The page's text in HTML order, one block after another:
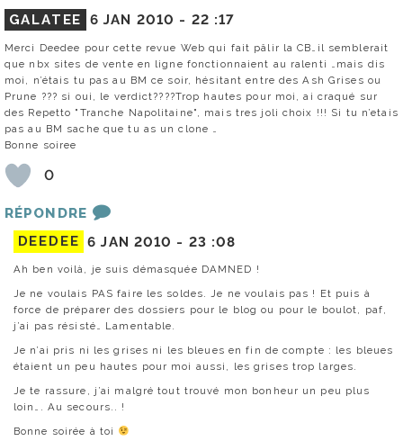
GALATEE 6 JAN 2010 - 22 :17
Merci Deedee pour cette revue Web qui fait pâlir la CB…il semblerait
que nbx sites de vente en ligne fonctionnaient au ralenti …mais dis
moi, n’étais tu pas au BM ce soir, hésitant entre des Ash Grises ou
Prune ??? si oui, le verdict????Trop hautes pour moi, ai craqué sur
des Repetto "Tranche Napolitaine", mais tres joli choix !!! Si tu n’etais
pas au BM sache que tu as un clone …
Bonne soiree
0
RÉPONDRE
DEEDEE 6 JAN 2010 - 23 :08
Ah ben voilà, je suis démasquée DAMNED !
Je ne voulais PAS faire les soldes. Je ne voulais pas ! Et puis à
force de préparer des dossiers pour le blog ou pour le boulot, paf,
j’ai pas résisté… Lamentable.
Je n’ai pris ni les grises ni les bleues en fin de compte : les bleues
étaient un peu hautes pour moi aussi, les grises trop larges.
Je te rassure, j’ai malgré tout trouvé mon bonheur un peu plus
loin…. Au secours.. !
Bonne soirée à toi